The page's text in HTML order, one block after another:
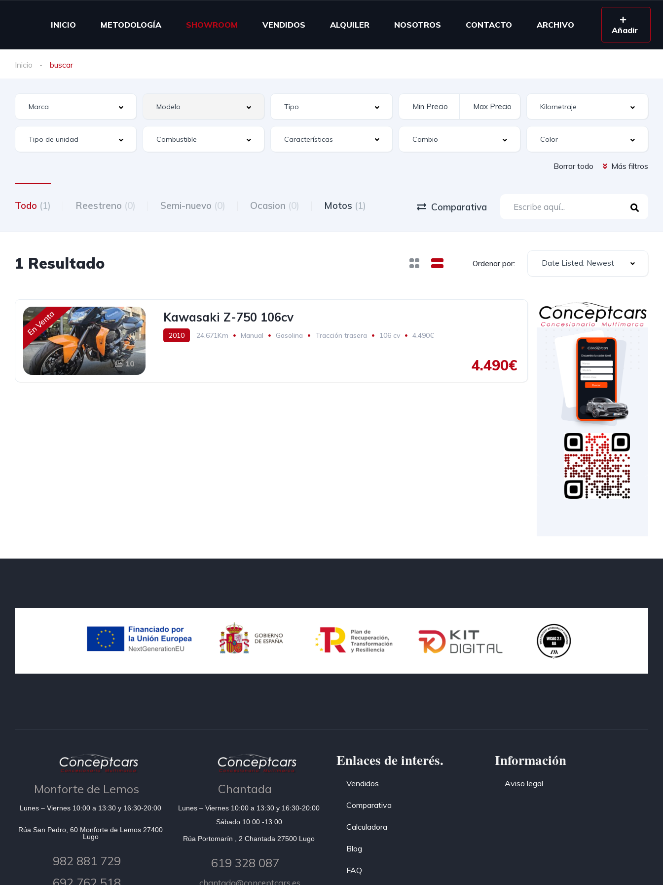
INICIO METODOLOGÍA SHOWROOM VENDIDOS ALQUILER NOSOTROS CONTACTO ARCHIVO
Añadir
Inicio buscar
Características
Borrar todo Más filtros
Todo (1) Reestreno (0) Semi-nuevo (0) Ocasion (0) Motos (1) Comparativa
1 Resultado Ordenar por: Date Listed: Newest
En Venta
10
Kawasaki Z-750 106cv
2010 24.671Km Manual Gasolina Tracción trasera 106 cv 4.490€
4.490€
Monforte de Lemos
Lunes – Viernes 10:00 a 13:30 y 16:30-20:00
Rúa San Pedro, 60 Monforte de Lemos 27400
Lugo
982 881 729
Chantada
Lunes – Viernes 10:00 a 13:30 y 16:30-20:00
Sábado 10:00 -13:00
Rúa Portomarín , 2 Chantada 27500 Lugo
619 328 087
chantada@conceptcars.es
Enlaces de interés.
Vendidos
Comparativa
Calculadora
Blog
FAQ
Información
Aviso legal